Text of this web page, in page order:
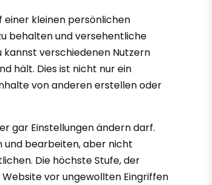
einer kleinen persönlichen
behalten und versehentliche
kannst verschiedenen Nutzern
hält. Dies ist nicht nur ein
von anderen erstellen oder
gar Einstellungen ändern darf.
und bearbeiten, aber nicht
Die höchste Stufe, der
vor ungewollten Eingriffen